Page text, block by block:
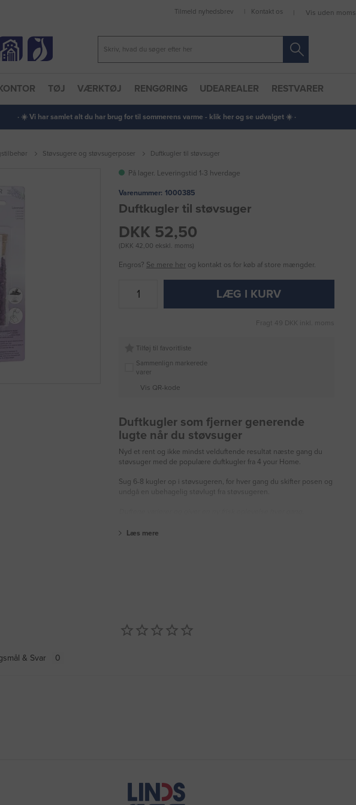
Tilmeld nyhedsbrev Kontakt os Vis uden moms
KONTOR TØJ VÆRKTØJ RENGØRING UDEAREALER RESTVARER
· ☀️ Vi har samlet alt du har brug for til sommerens varme - klik her og se udvalget ☀️ ·
Støvsugere og støvsugerposer Duftkugler til støvsuger
På lager. Leveringstid 1-3 hverdage
Varenummer: 1000385
Duftkugler til støvsuger
DKK 52,50
(DKK 42,00 ekskl. moms)
Engros? Se mere her og kontakt os for køb af store mængder.
LÆG I KURV
Fragt 49 DKK inkl. moms
Tilføj til favoritliste
Sammenlign markerede
varer
Vis QR-kode
Duftkugler som fjerner generende
lugte når du støvsuger
Nyd et rent og ikke mindst velduftende resultat næste gang du
støvsuger med de populære duftkugler fra 4 your Home.
Sug 6-8 kugler op i støvsugeren, for hver gang du skifter posen og
undgå en ubehagelig støvlugt fra støvsugeren.
Læs mere
& Svar